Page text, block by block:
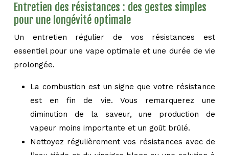
Entretien des résistances : des gestes simples
pour une longévité optimale
Un entretien régulier de vos résistances est
essentiel pour une vape optimale et une durée de vie
prolongée.
La combustion est un signe que votre résistance
est en fin de vie. Vous remarquerez une
diminution de la saveur, une production de
vapeur moins importante et un goût brûlé.
Nettoyez régulièrement vos résistances avec de